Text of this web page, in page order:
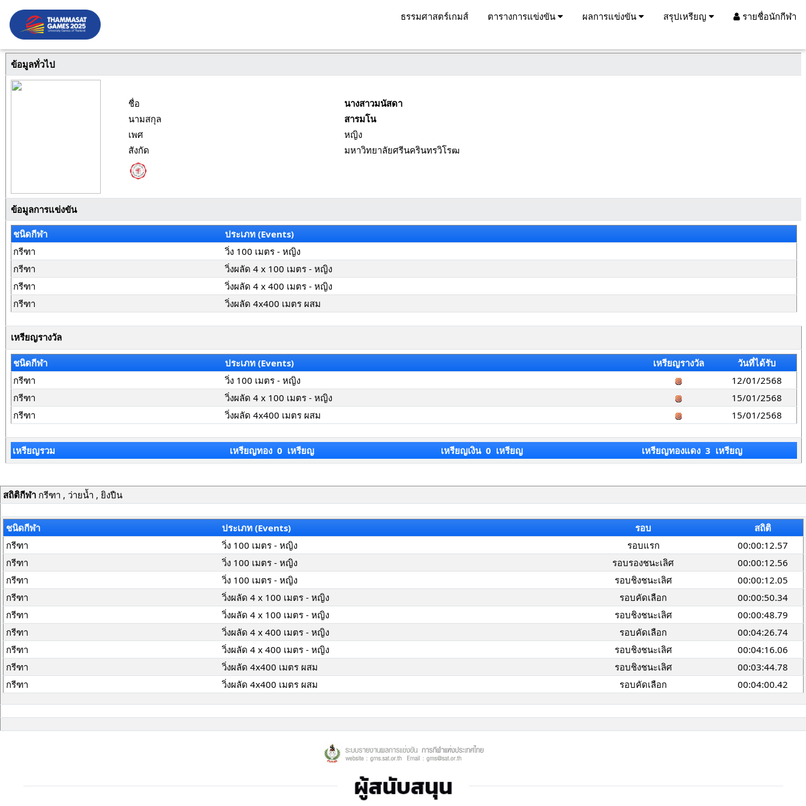
ธรรมศาสตร์เกมส์ ตารางการแข่งขัน ผลการแข่งขัน สรุปเหรียญ รายชื่อนักกีฬา
ข้อมูลทั่วไป
ชื่อ
นางสาวมนัสดา
นามสกุล
สารมโน
เพศ
หญิง
สังกัด
มหาวิทยาลัยศรีนครินทรวิโรฒ
ข้อมูลการแข่งขัน
ชนิดกีฬา
ประเภท (Events)
กรีฑา
วิ่ง 100 เมตร - หญิง
กรีฑา
วิ่งผลัด 4 x 100 เมตร - หญิง
กรีฑา
วิ่งผลัด 4 x 400 เมตร - หญิง
กรีฑา
วิ่งผลัด 4x400 เมตร ผสม
เหรียญรางวัล
ชนิดกีฬา ประเภท (Events) เหรียญรางวัล
วันที่ได้รับ
กรีฑา
วิ่ง 100 เมตร - หญิง
12/01/2568
กรีฑา
วิ่งผลัด 4 x 100 เมตร - หญิง
15/01/2568
กรีฑา
วิ่งผลัด 4x400 เมตร ผสม 15/01/2568
เหรียญรวม เหรียญทอง 0 เหรียญ เหรียญเงิน 0 เหรียญ เหรียญทองแดง 3 เหรียญ
สถิติกีฬากรีฑา , ว่ายน้ำ , ยิงปืน
ชนิดกีฬา ประเภท (Events) รอบ
สถิติ
กรีฑา
วิ่ง 100 เมตร - หญิง รอบแรก
00:00:12.57
กรีฑา
วิ่ง 100 เมตร - หญิง รอบรองชนะเลิศ
00:00:12.56
กรีฑา
วิ่ง 100 เมตร - หญิง รอบชิงชนะเลิศ
00:00:12.05
กรีฑา
วิ่งผลัด 4 x 100 เมตร - หญิง รอบคัดเลือก
00:00:50.34
กรีฑา
วิ่งผลัด 4 x 100 เมตร - หญิง รอบชิงชนะเลิศ
00:00:48.79
กรีฑา
วิ่งผลัด 4 x 400 เมตร - หญิง รอบคัดเลือก
00:04:26.74
กรีฑา
วิ่งผลัด 4 x 400 เมตร - หญิง รอบชิงชนะเลิศ
00:04:16.06
กรีฑา
วิ่งผลัด 4x400 เมตร ผสม รอบชิงชนะเลิศ
00:03:44.78
กรีฑา
วิ่งผลัด 4x400 เมตร ผสม รอบคัดเลือก 00:04:00.42